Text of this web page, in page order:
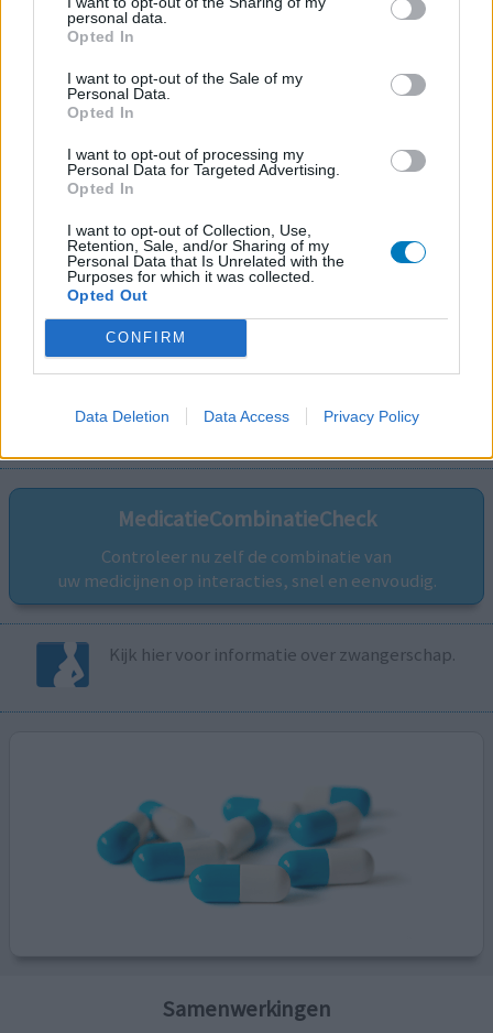
personal data.
Opted In
I want to opt-out of the Sale of my
Personal Data.
Opted In
I want to opt-out of processing my
Personal Data for Targeted Advertising.
Opted In
I want to opt-out of Collection, Use,
Retention, Sale, and/or Sharing of my
Personal Data that Is Unrelated with the
Purposes for which it was collected.
Opted Out
CONFIRM
Data Deletion Data Access Privacy Policy
MedicatieCombinatieCheck
Controleer nu zelf de combinatie van
uw medicijnen op interacties, snel en eenvoudig.
Kijk hier voor informatie over zwangerschap.
Samenwerkingen